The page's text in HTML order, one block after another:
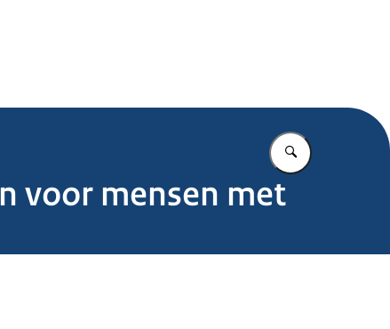
Vul in wat u
voor mensen met